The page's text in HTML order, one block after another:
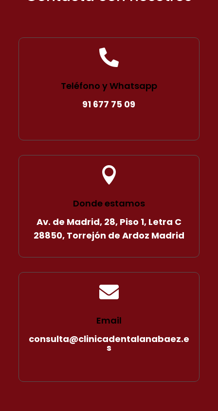

Teléfono y Whatsapp
91 677 75 09

Donde estamos
Av. de Madrid, 28, Piso 1, Letra C
28850, Torrejón de Ardoz Madrid

Email
consulta@clinicadentalanabaez.e
s